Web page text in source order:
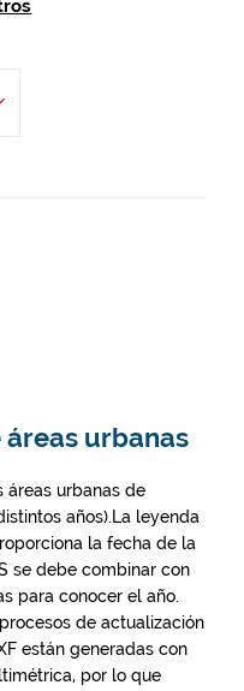
urbanas
áreas urbanas de
años).La leyenda
la fecha de la
se debe combinar con
para conocer el año.
de actualización
están generadas con
por lo que